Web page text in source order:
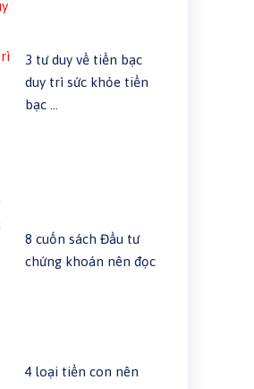
3 tư duy về tiền bạc
duy trì sức khỏe tiền
bạc …
8 cuốn sách Đầu tư
chứng khoán nên đọc
4 loại tiền con nên